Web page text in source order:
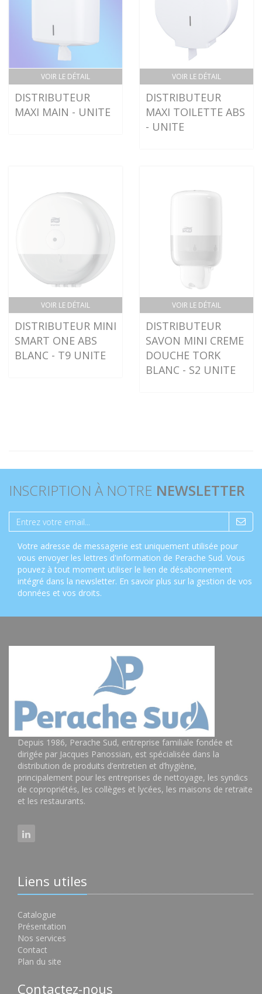
VOIR LE DÉTAIL
DISTRIBUTEUR
MAXI MAIN - UNITE
VOIR LE DÉTAIL
DISTRIBUTEUR
MAXI TOILETTE ABS
- UNITE
VOIR LE DÉTAIL
DISTRIBUTEUR MINI
SMART ONE ABS
BLANC - T9 UNITE
VOIR LE DÉTAIL
DISTRIBUTEUR
SAVON MINI CREME
DOUCHE TORK
BLANC - S2 UNITE
INSCRIPTION À NOTRE NEWSLETTER
Votre adresse de messagerie est uniquement utilisée pour
vous envoyer les lettres d'information de Perache Sud. Vous
pouvez à tout moment utiliser le lien de désabonnement
intégré dans la newsletter. En savoir plus sur la gestion de vos
données et vos droits.
Depuis 1986, Perache Sud, entreprise familiale fondée et
dirigée par Jacques Panossian, est spécialisée dans la
distribution de produits d’entretien et d’hygiène,
principalement pour les entreprises de nettoyage, les syndics
de copropriétés, les collèges et lycées, les maisons de retraite
et les restaurants.
Liens utiles
Catalogue
Présentation
Nos services
Contact
Plan du site
Contactez-nous